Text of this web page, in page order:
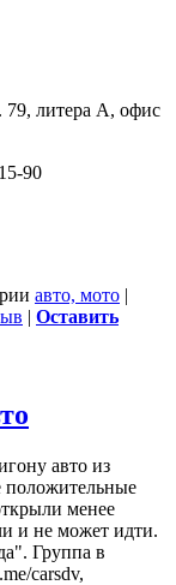
79, литера А, офис
90
авто, мото |
| Оставить
авто из
положительные
менее
и не может идти.
Группа в
carsdv,